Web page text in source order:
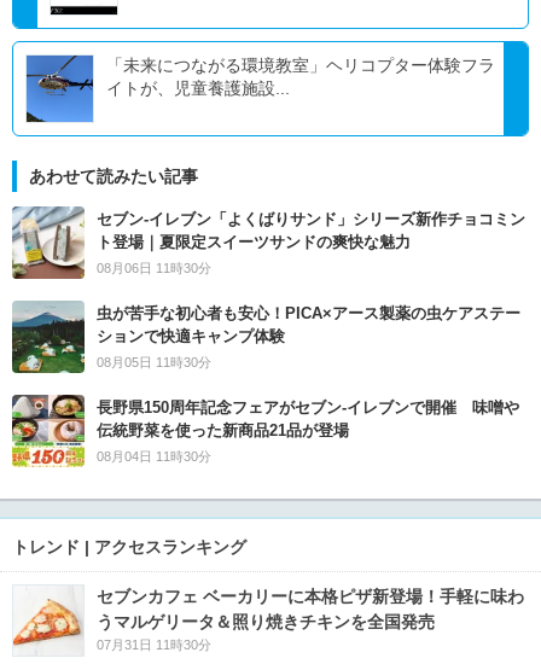
「未来につながる環境教室」ヘリコプター体験フラ
イトが、児童養護施設...
あわせて読みたい記事
セブン‐イレブン「よくばりサンド」シリーズ新作チョコミン
ト登場｜夏限定スイーツサンドの爽快な魅力
08月06日 11時30分
虫が苦手な初心者も安心！PICA×アース製薬の虫ケアステー
ションで快適キャンプ体験
08月05日 11時30分
長野県150周年記念フェアがセブン-イレブンで開催 味噌や
伝統野菜を使った新商品21品が登場
08月04日 11時30分
トレンド | アクセスランキング
セブンカフェ ベーカリーに本格ピザ新登場！手軽に味わ
うマルゲリータ＆照り焼きチキンを全国発売
07月31日 11時30分